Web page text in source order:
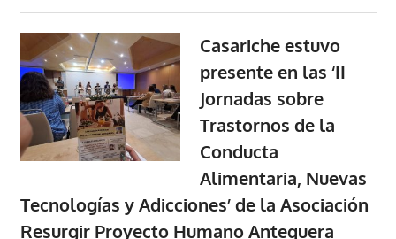
Casariche estuvo
presente en las ‘II
Jornadas sobre
Trastornos de la
Conducta
Alimentaria, Nuevas
Tecnologías y Adicciones’ de la Asociación
Resurgir Proyecto Humano Antequera